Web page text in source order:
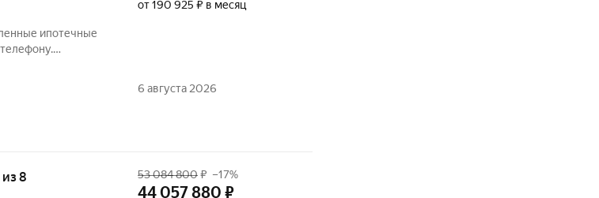
ипотечные
без
от 190 925 ₽ в месяц
6 августа 2026
8 53 084 800₽ –17%
44 057 880 ₽